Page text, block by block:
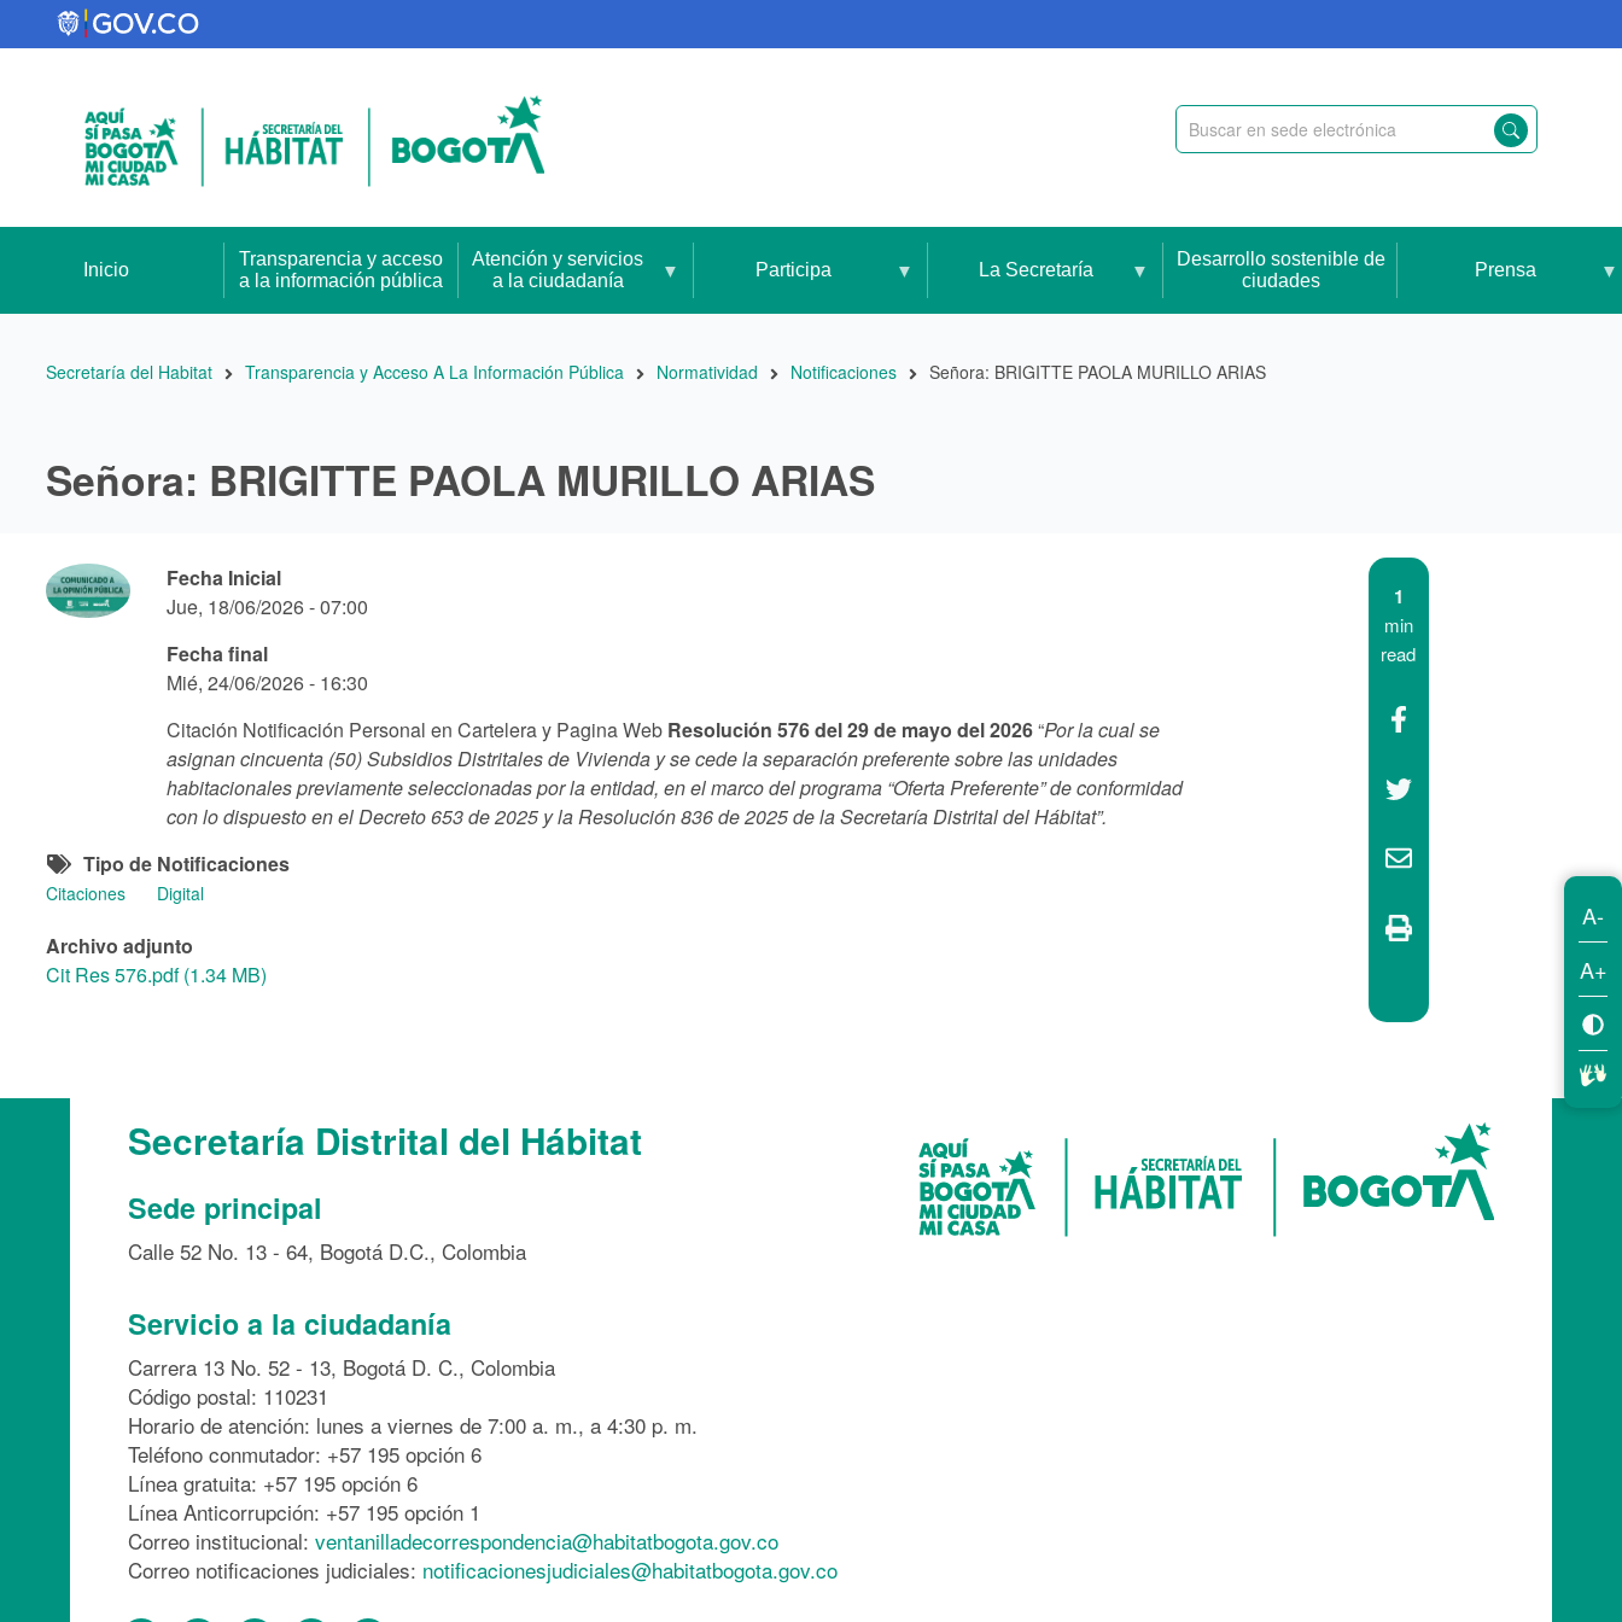
al
Inicio
Transparencia y acceso
a la información pública
Atención y servicios
a la ciudadanía
Participa La Secretaría
Desarrollo sostenible de
ciudades
Prensa
Ruta
navegación
Secretaría del Habitat Transparencia y Acceso A La Información Pública Normatividad Notificaciones Señora: BRIGITTE PAOLA MURILLO ARIAS
Señora: BRIGITTE PAOLA MURILLO ARIAS
Fecha Inicial
Jue, 18/06/2026 - 07:00
Fecha final
Mié, 24/06/2026 - 16:30
Citación Notificación Personal en Cartelera y Pagina Web Resolución 576 del 29 de mayo del 2026“Por la cual se
asignan cincuenta (50) Subsidios Distritales de Vivienda y se cede la separación preferente sobre las unidades
habitacionales previamente seleccionadas por la entidad, en el marco del programa “Oferta Preferente” de conformidad
con lo dispuestoen el Decreto 653 de 2025 y la Resolución 836 de 2025 de la Secretaría Distrital del Hábitat”.
Tipo de Notificaciones
Citaciones Digital
Archivo adjunto
Cit Res 576.pdf (1.34 MB)
1
min
read
Secretaría Distrital del Hábitat
Sede principal
Calle 52 No. 13 - 64, Bogotá D.C., Colombia
Servicio a la ciudadanía
Carrera 13 No. 52 - 13, Bogotá D. C., Colombia
Código postal: 110231
Horario de atención: lunes a viernes de 7:00 a. m., a 4:30 p. m.
Teléfono conmutador: +57 195 opción 6
Línea gratuita: +57 195 opción 6
Línea Anticorrupción: +57 195 opción 1
Correo institucional:ventanilladecorrespondencia@habitatbogota.gov.co
Correo notificaciones judiciales: notificacionesjudiciales@habitatbogota.gov.co
A-
A+